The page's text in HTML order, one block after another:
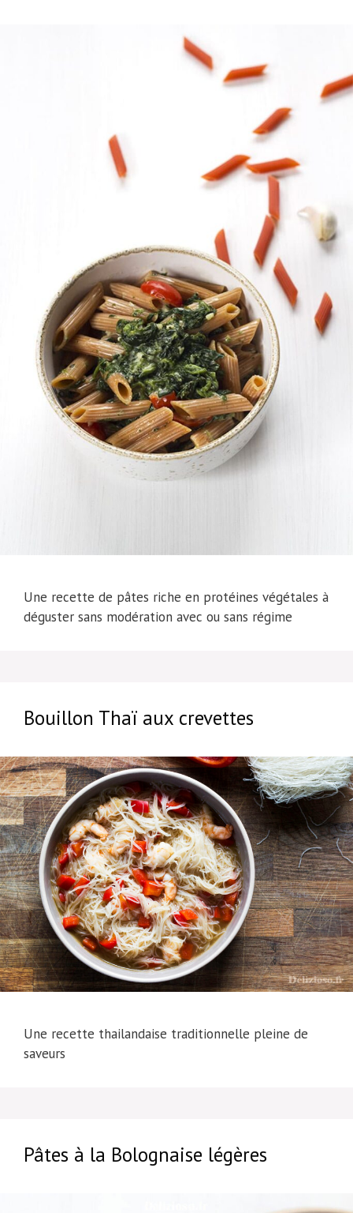
Une recette de pâtes riche en protéines végétales à
déguster sans modération avec ou sans régime
Bouillon Thaï aux crevettes
Une recette thailandaise traditionnelle pleine de
saveurs
Pâtes à la Bolognaise légères